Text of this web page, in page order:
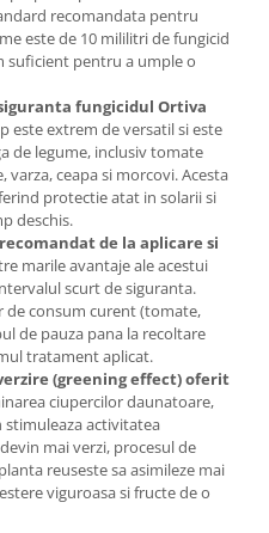
recomandata pentru
este de 10 mililitri de fungicid
suficient pentru a umple o
fungicidul Ortiva
este extrem de versatil si este
de legume, inclusiv tomate
varza, ceapa si morcovi. Acesta
protectie atat in solarii si
deschis.
de la aplicare si
marile avantaje ale acestui
scurt de siguranta.
consum curent (tomate,
de pauza pana la recoltare
tratament aplicat.
(greening effect) oferit
ciupercilor daunatoare,
activitatea
mai verzi, procesul de
reuseste sa asimileze mai
viguroasa si fructe de o